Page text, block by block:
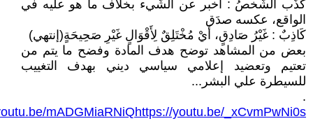
كذَب الشَّخصُ : أخبر عن الشّيء بخلاف ما هو عليه في
الواقع، عكسه صدَق
كَاذِبٌ : غَيْرُ صَادِقٍ، أَيْ مُخْتَلِقٌ لِأَقْوَالٍ غَيْرِ صَحِيحَةٍ(إنتهي)
بعض من المشاهد توضح هدف المادة وفضح ما يتم من
تعتيم وتعضيد إعلامي سياسي ديني بهدف التغييب
للسيطرة علي البشر...
.
mADGMiaRNiQhttps://youtu.be/_xCvmPwNi0s